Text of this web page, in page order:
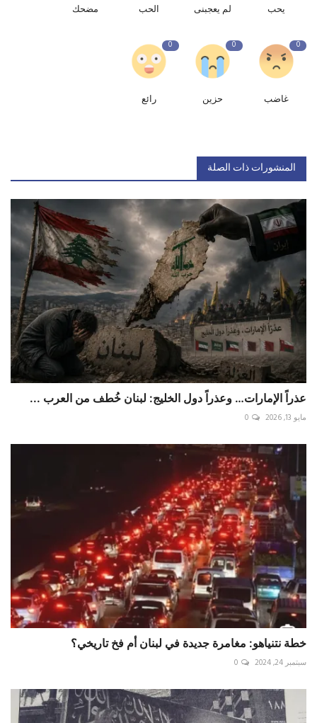
يحب لم يعجبنى الحب مضحك
0
غاضب
0
حزين
0
رائع
المنشورات ذات الصلة
عذراً الإمارات… وعذراً دول الخليج: لبنان خُطف من العرب ...
مايو 13, 2026 0
خطة نتنياهو: مغامرة جديدة في لبنان أم فخ تاريخي؟
سبتمبر 24, 2024 0